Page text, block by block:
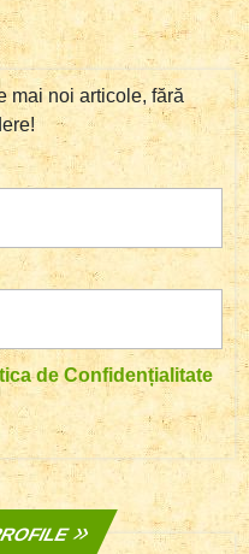
mai noi articole, fără
de Confidențialitate